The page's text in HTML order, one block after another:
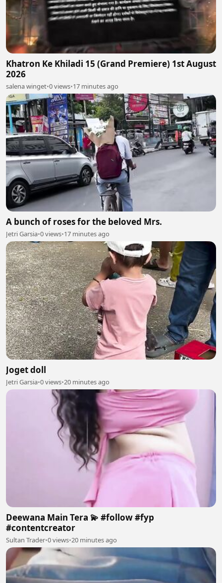
Khatron Ke Khiladi 15 (Grand Premiere) 1st August
2026
salena winget•0 views•17 minutes ago
A bunch of roses for the beloved Mrs.
Jetri Garsia•0 views•17 minutes ago
Joget doll
Jetri Garsia•0 views•20 minutes ago
Deewana Main Tera 💫 #follow #fyp
#contentcreator
Sultan Trader•0 views•20 minutes ago